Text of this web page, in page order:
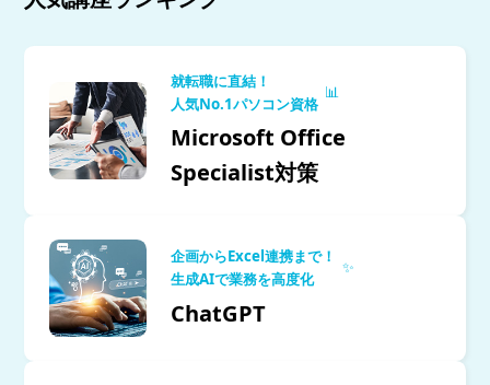
就転職に直結！
人気No.1パソコン資格
📊
Microsoft Office
Specialist対策
企画からExcel連携まで！
生成AIで業務を高度化
✨
ChatGPT